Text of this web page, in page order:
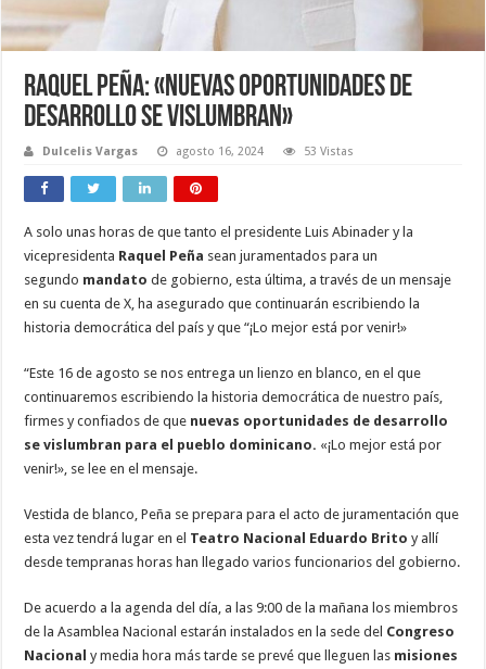
Raquel Peña: «Nuevas oportunidades de
desarrollo se vislumbran»
Dulcelis Vargas agosto 16, 2024 53 Vistas
A solo unas horas de que tanto el presidente Luis Abinader y la
vicepresidenta Raquel Peña sean juramentados para un
segundo mandatode gobierno, esta última, a través de un mensaje
en su cuenta de X, ha asegurado que continuarán escribiendo la
historia democrática del país y que “¡Lo mejor está por venir!»
“Este 16 de agosto se nos entrega un lienzo en blanco, en el que
continuaremos escribiendo la historia democrática de nuestro país,
firmes y confiados de que nuevas oportunidades de desarrollo
se vislumbran para el pueblo dominicano. «¡Lo mejor está por
venir!», se lee en el mensaje.
Vestida de blanco, Peña se prepara para el acto de juramentación que
esta vez tendrá lugar en el Teatro Nacional Eduardo Britoy allí
desde tempranas horas han llegado varios funcionarios del gobierno.
De acuerdo a la agenda del día, a las 9:00 de la mañana los miembros
de la Asamblea Nacional estarán instalados en la sede del Congreso
Nacional y media hora más tarde se prevé que lleguen las misiones